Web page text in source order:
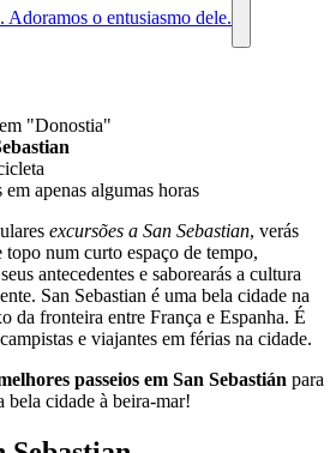
o entusiasmo dele.
"Donostia"
em apenas algumas horas
excursões a San Sebastian, verás
topo num curto espaço de tempo,
antecedentes e saborearás a cultura
San Sebastian é uma bela cidade na
da fronteira entre França e Espanha. É
e viajantes em férias na cidade.
passeios em San Sebastián para
bela cidade à beira-mar!